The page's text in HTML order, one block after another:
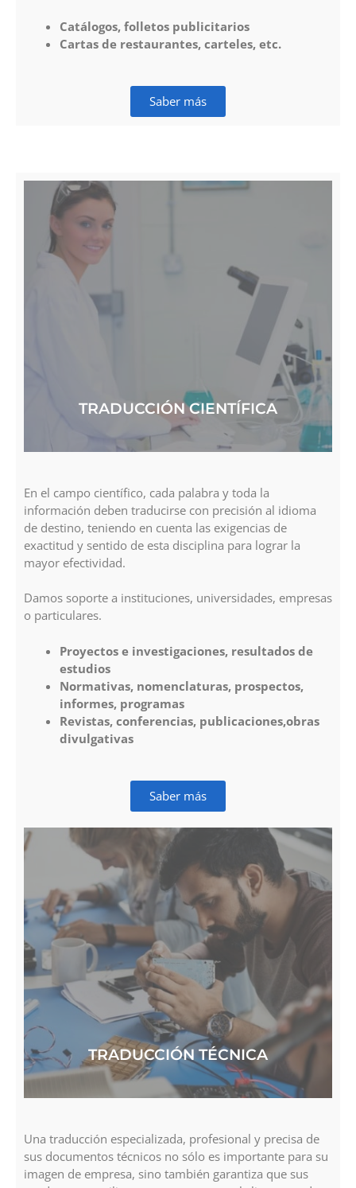
Catálogos, folletos publicitarios
Cartas de restaurantes, carteles, etc.
Saber más
TRADUCCIÓN CIENTÍFICA
En el campo científico, cada palabra y toda la
información deben traducirse con precisión al idioma
de destino, teniendo en cuenta las exigencias de
exactitud y sentido de esta disciplina para lograr la
mayor efectividad.
Damos soporte a instituciones, universidades, empresas
o particulares.
Proyectos e investigaciones, resultados de
estudios
Normativas, nomenclaturas, prospectos,
informes, programas
Revistas, conferencias, publicaciones,obras
divulgativas
Saber más
TRADUCCIÓN TÉCNICA
Una traducción especializada, profesional y precisa de
sus documentos técnicos no sólo es importante para su
imagen de empresa, sino también garantiza que sus